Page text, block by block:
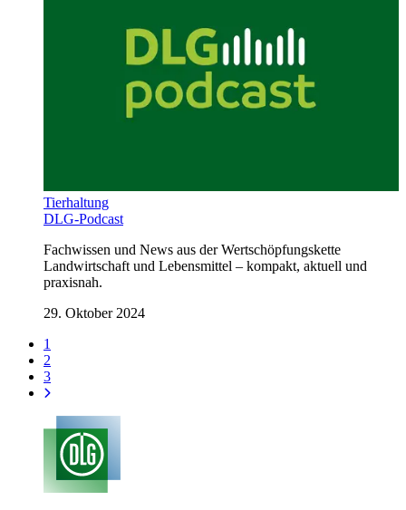
Tierhaltung
DLG-Podcast
Fachwissen und News aus der Wertschöpfungskette
Landwirtschaft und Lebensmittel – kompakt, aktuell und
praxisnah.
29. Oktober 2024
1
2
3